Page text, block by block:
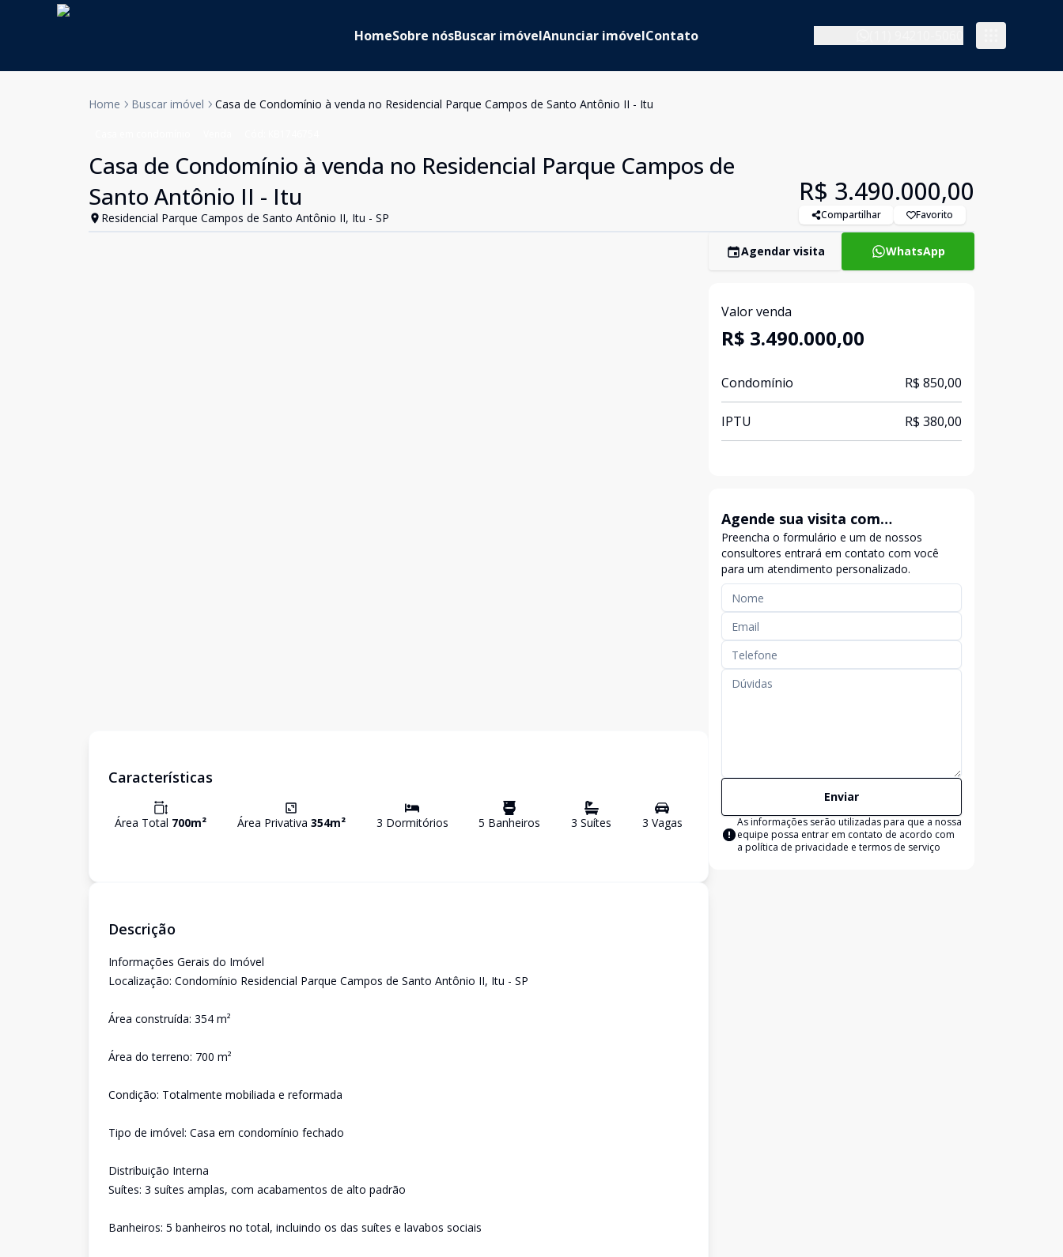
HomeSobre nósBuscar imóvelAnunciar imóvelContato
Home Buscar imóvel Casa de Condomínio à venda no Residencial Parque Campos de Santo Antônio II - Itu
Casa de Condomínio à venda no Residencial Parque Campos de
Santo Antônio II - Itu
Residencial Parque Campos de Santo Antônio II, Itu - SP
R$ 3.490.000,00
Compartilhar Favorito
Características
Área Total 700m² Área Privativa 354m² 3 Dormitórios 5 Banheiros 3 Suítes 3 Vagas
Descrição
Informações Gerais do Imóvel
Localização: Condomínio Residencial Parque Campos de Santo Antônio II, Itu - SP
Área construída: 354 m²
Área do terreno: 700 m²
Condição: Totalmente mobiliada e reformada
Tipo de imóvel: Casa em condomínio fechado
Distribuição Interna
Suítes: 3 suítes amplas, com acabamentos de alto padrão
Banheiros: 5 banheiros no total, incluindo os das suítes e lavabos sociais
Agendar visita WhatsApp
Valor venda
R$ 3.490.000,00
Condomínio R$ 850,00
IPTU R$ 380,00
Agende sua visita com
exclusividade
Preencha o formulário e um de nossos
consultores entrará em contato com você
para um atendimento personalizado.
Enviar
As informações serão utilizadas para que a nossa
equipe possa entrar em contato de acordo com
a política de privacidade e termos de serviço